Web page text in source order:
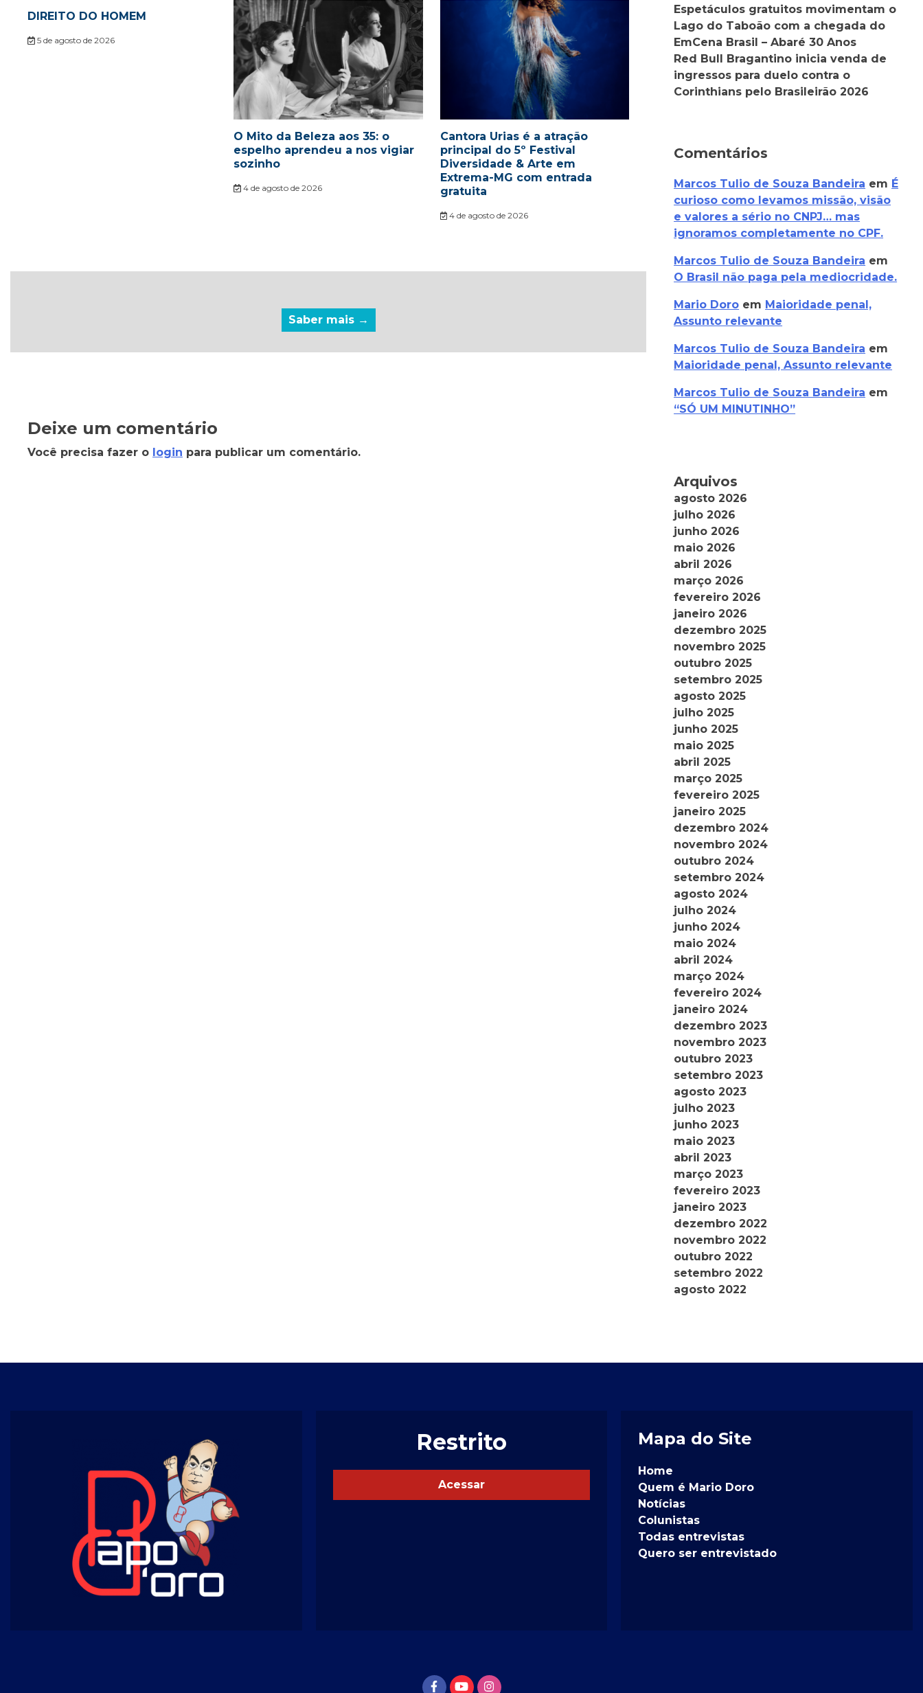
DIREITO DO HOMEM
5 de agosto de 2026
O Mito da Beleza aos 35: o
espelho aprendeu a nos vigiar
sozinho
4 de agosto de 2026
Cantora Urias é a atração
principal do 5º Festival
Diversidade & Arte em
Extrema-MG com entrada
gratuita
4 de agosto de 2026
Saber mais →
Deixe um comentário
Você precisa fazer o login para publicar um comentário.
Espetáculos gratuitos movimentam o
Lago do Taboão com a chegada do
EmCena Brasil – Abaré 30 Anos
Red Bull Bragantino inicia venda de
ingressos para duelo contra o
Corinthians pelo Brasileirão 2026
Comentários
Marcos Tulio de Souza Bandeira em É
curioso como levamos missão, visão
e valores a sério no CNPJ… mas
ignoramos completamente no CPF.
Marcos Tulio de Souza Bandeira em
O Brasil não paga pela mediocridade.
Mario Doro em Maioridade penal,
Assunto relevante
Marcos Tulio de Souza Bandeira em
Maioridade penal, Assunto relevante
Marcos Tulio de Souza Bandeira em
“SÓ UM MINUTINHO”
Arquivos
agosto 2026
julho 2026
junho 2026
maio 2026
abril 2026
março 2026
fevereiro 2026
janeiro 2026
dezembro 2025
novembro 2025
outubro 2025
setembro 2025
agosto 2025
julho 2025
junho 2025
maio 2025
abril 2025
março 2025
fevereiro 2025
janeiro 2025
dezembro 2024
novembro 2024
outubro 2024
setembro 2024
agosto 2024
julho 2024
junho 2024
maio 2024
abril 2024
março 2024
fevereiro 2024
janeiro 2024
dezembro 2023
novembro 2023
outubro 2023
setembro 2023
agosto 2023
julho 2023
junho 2023
maio 2023
abril 2023
março 2023
fevereiro 2023
janeiro 2023
dezembro 2022
novembro 2022
outubro 2022
setembro 2022
agosto 2022
Restrito
Acessar
Mapa do Site
Home
Quem é Mario Doro
Notícias
Colunistas
Todas entrevistas
Quero ser entrevistado